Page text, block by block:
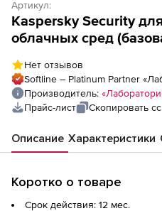
Артикул:
Kaspersky Security для
облачных сред
учреждений),
год по количеству
Нет отзывов
Softline – Platinum Partner
Производитель:
Прайс-лист
Скопировать
Описание Характеристики
Коротко о товаре
Срок действия: 12 мес.